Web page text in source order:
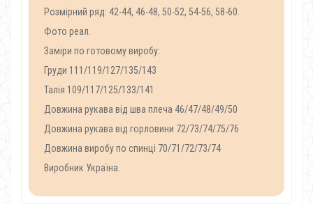
Розмірний ряд: 42-44, 46-48, 50-52, 54-56, 58-60.
Фото реал.
Заміри по готовому виробу:
Груди 111/119/127/135/143
Талія 109/117/125/133/141
Довжина рукава від шва плеча 46/47/48/49/50
Довжина рукава від горловини 72/73/74/75/76
Довжина виробу по спинці 70/71/72/73/74
Виробник Україна.